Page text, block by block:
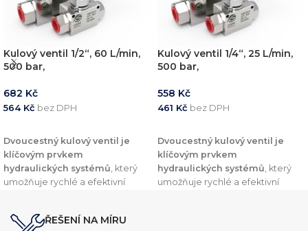
Kulový ventil 1/2“, 60 L/min,
500 bar,
682 Kč
564 Kč bez DPH
Dvoucestný kulový ventil je
klíčovým prvkem
hydraulických systémů, který
umožňuje rychlé a efektivní
velikostech1/4", 3/8" a 1/2"
Kulový ventil 1/4“, 25 L/min,
500 bar,
558 Kč
461 Kč bez DPH
Dvoucestný kulový ventil je
klíčovým prvkem
hydraulických systémů, který
umožňuje rychlé a efektivní
ŘEŠENÍ NA MÍRU